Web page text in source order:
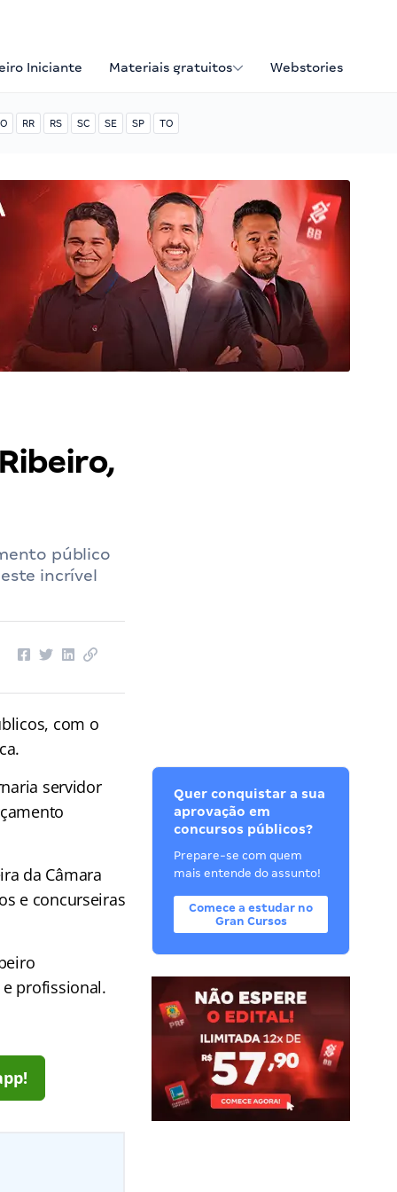
Iniciante Materiais gratuitos Webstories
RR RS SC SE SP TO
público
incrível
com o
servidor
da Câmara
e concurseiras
profissional.
Quer conquistar a sua
aprovação em
concursos públicos?
Prepare-se com quem
mais entende do assunto!
Comece a estudar no
Gran Cursos